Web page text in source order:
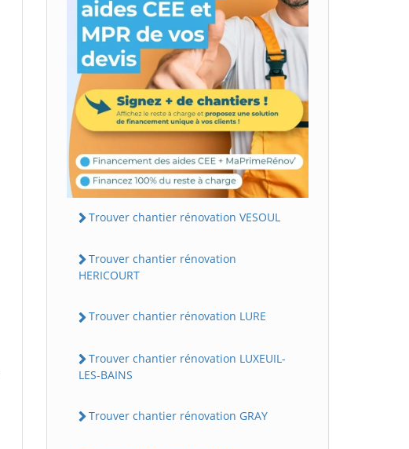
Trouver chantier rénovation VESOUL
Trouver chantier rénovation
HERICOURT
Trouver chantier rénovation LURE
Trouver chantier rénovation LUXEUIL-
LES-BAINS
Trouver chantier rénovation GRAY